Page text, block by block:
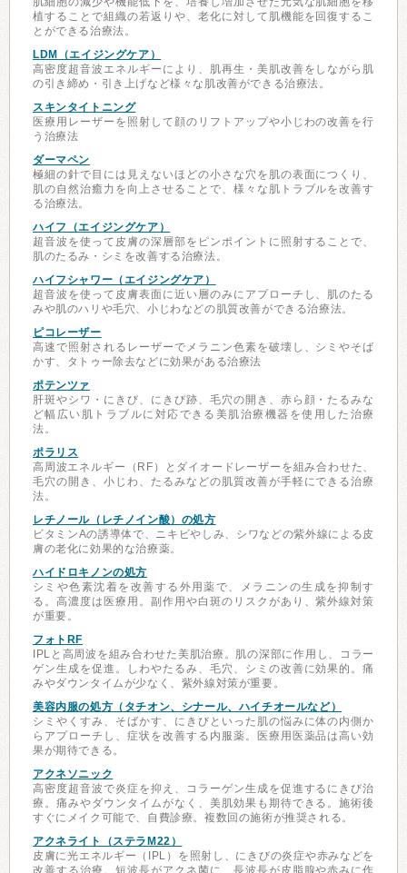
植することで組織の若返りや、老化に対して肌機能を回復するこ
とができる治療法。
LDM（エイジングケア）
高密度超音波エネルギーにより、肌再生・美肌改善をしながら肌
の引き締め・引き上げなど様々な肌改善ができる治療法。
スキンタイトニング
医療用レーザーを照射して顔のリフトアップや小じわの改善を行
う治療法
ダーマペン
極細の針で目には見えないほどの小さな穴を肌の表面につくり、
肌の自然治癒力を向上させることで、様々な肌トラブルを改善す
る治療法。
ハイフ（エイジングケア）
超音波を使って皮膚の深層部をピンポイントに照射することで、
肌のたるみ・シミを改善する治療法。
ハイフシャワー（エイジングケア）
超音波を使って皮膚表面に近い層のみにアプローチし、肌のたる
みや肌のハリや毛穴、小じわなどの肌質改善ができる治療法。
ピコレーザー
高速で照射されるレーザーでメラニン色素を破壊し、シミやそば
かす、タトゥー除去などに効果がある治療法
ポテンツァ
肝斑やシワ・にきび、にきび跡、毛穴の開き、赤ら顔・たるみな
ど幅広い肌トラブルに対応できる美肌治療機器を使用した治療
法。
ポラリス
高周波エネルギー（RF）とダイオードレーザーを組み合わせた、
毛穴の開き、小じわ、たるみなどの肌質改善が手軽にできる治療
法。
レチノール（レチノイン酸）の処方
ビタミンAの誘導体で、ニキビやしみ、シワなどの紫外線による皮
膚の老化に効果的な治療薬。
ハイドロキノンの処方
シミや色素沈着を改善する外用薬で、メラニンの生成を抑制す
る。高濃度は医療用。副作用や白斑のリスクがあり、紫外線対策
が重要。
フォトRF
IPLと高周波を組み合わせた美肌治療。肌の深部に作用し、コラー
ゲン生成を促進。しわやたるみ、毛穴、シミの改善に効果的。痛
みやダウンタイムが少なく、紫外線対策が重要。
美容内服の処方（タチオン、シナール、ハイチオールなど）
シミやくすみ、そばかす、にきびといった肌の悩みに体の内側か
らアプローチし、症状を改善する内服薬。医療用医薬品は高い効
果が期待できる。
アクネソニック
高密度超音波で炎症を抑え、コラーゲン生成を促進するにきび治
療。痛みやダウンタイムがなく、美肌効果も期待できる。施術後
すぐにメイク可能で、自費診療。複数回の施術が推奨される。
アクネライト（ステラM22）
皮膚に光エネルギー（IPL）を照射し、にきびの炎症や赤みなどを
改善する治療。短波長がアクネ菌に、長波長が皮脂腺や赤みに作